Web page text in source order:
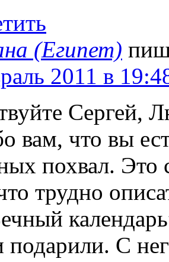
(Египет)
2011 в
Сергей,
вам, что вы
похвал. Это
трудно
подарили. С